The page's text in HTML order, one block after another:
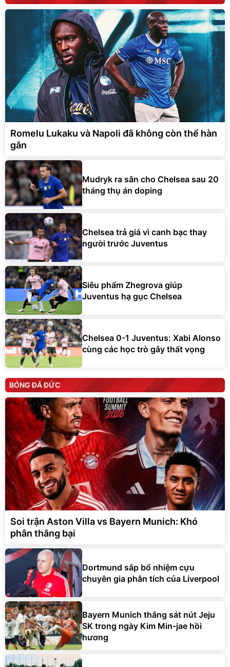
Romelu Lukaku và Napoli đã không còn thể hàn
gắn
Mudryk ra sân cho Chelsea sau 20
tháng thụ án doping
Chelsea trả giá vì canh bạc thay
người trước Juventus
Siêu phẩm Zhegrova giúp
Juventus hạ gục Chelsea
Chelsea 0-1 Juventus: Xabi Alonso
cùng các học trò gây thất vọng
BÓNG ĐÁ ĐỨC
Soi trận Aston Villa vs Bayern Munich: Khó
phân thắng bại
Dortmund sắp bổ nhiệm cựu
chuyên gia phân tích của Liverpool
Bayern Munich thắng sát nút Jeju
SK trong ngày Kim Min-jae hồi
hương